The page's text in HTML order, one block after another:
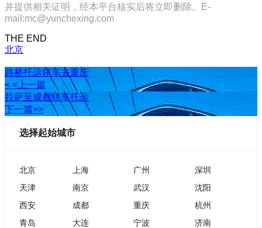
并提供相关证明，经本平台核实后将立即删除。E-
mail:mc@yunchexing.com
THE END
北京
路桥托运轿车去重庆
< <上一篇
拉萨至成都轿车托运
下一篇>>
选择起始城市
北京 上海 广州
深圳
天津
南京 武汉
沈阳
西安
成都 重庆
杭州
青岛
大连 宁波
济南